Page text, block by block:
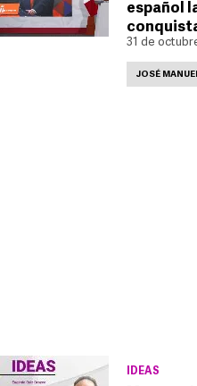
español
31 de
JOSÉ
IDEAS